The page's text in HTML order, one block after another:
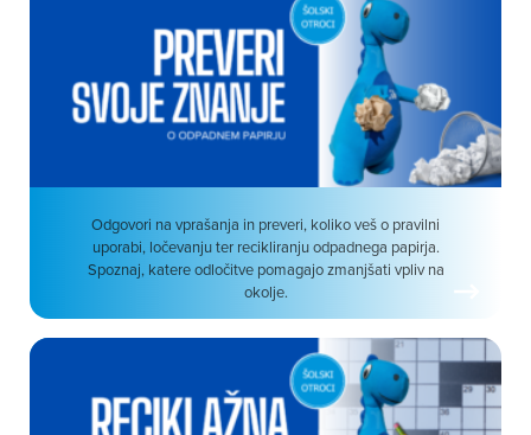
Odgovori na vprašanja in preveri, koliko veš o pravilni
uporabi, ločevanju ter recikliranju odpadnega papirja.
Spoznaj, katere odločitve pomagajo zmanjšati vpliv na
okolje.